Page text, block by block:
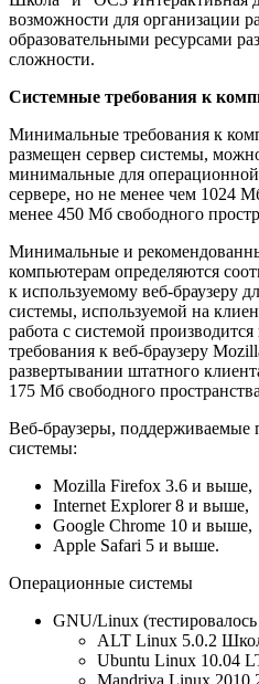
возможности для организации
образовательными ресурсами
сложности.
Системные требования к
Минимальные требования к
размещен сервер системы,
минимальные для
сервере, но не менее чем 1024
менее 450 Мб свободного
Минимальные и
компьютерам определяются
к используемому веб-браузеру
системы, используемой на
работа с системой
требования к веб-браузеру
развертывании штатного
175 Мб свободного
Веб-браузеры, поддерживаемые
системы:
Mozilla Firefox 3.6 и выше,
Internet Explorer 8 и выше,
Google Chrome 10 и выше,
Apple Safari 5 и выше.
Операционные системы
GNU/Linux
ALT Linux 5.0.2
Ubuntu Linux 10.04
Mandriva Linux